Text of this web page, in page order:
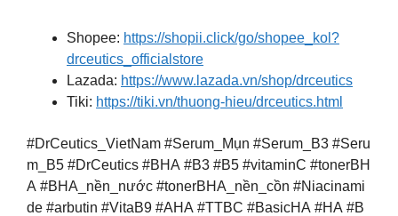
Shopee: https://shopii.click/go/shopee_kol?
drceutics_officialstore
Lazada: https://www.lazada.vn/shop/drceutics
Tiki: https://tiki.vn/thuong-hieu/drceutics.html
#DrCeutics_VietNam #Serum_Mụn #Serum_B3 #Seru
m_B5 #DrCeutics #BHA #B3 #B5 #vitaminC #tonerBH
A #BHA_nền_nước #tonerBHA_nền_cồn #Niacinami
de #arbutin #VitaB9 #AHA #TTBC #BasicHA #HA #B